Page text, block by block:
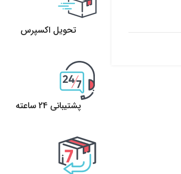
تحویل اکسپرس
پشتیبانی 24 ساعته